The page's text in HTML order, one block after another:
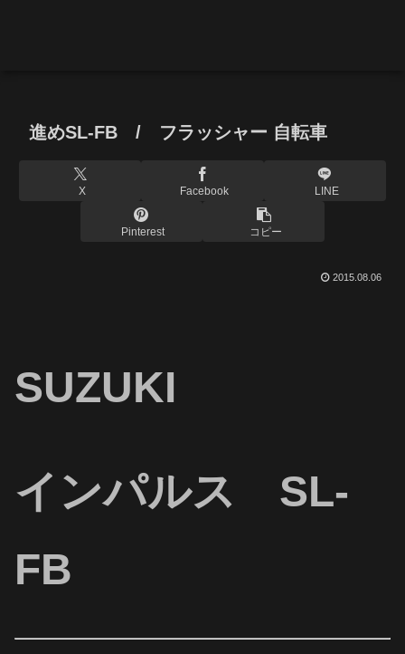
進めSL-FB / フラッシャー 自転車
X Facebook LINE
Pinterest コピー
2015.08.06
SUZUKI
インパルス SL-
FB